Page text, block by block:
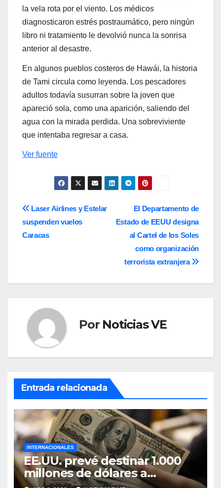
la vela rota por el viento. Los médicos
diagnosticaron estrés postraumático, pero ningún
libro ni tratamiento le devolvió nunca la sonrisa
anterior al desastre.
En algunos pueblos costeros de Hawái, la historia
de Tami circula como leyenda. Los pescadores
adultos todavía susurran sobre la joven que
apareció sola, como una aparición, saliendo del
agua con la mirada perdida. Una sobreviviente
que intentaba regresar a casa.
Ver fuente
Navegación
de
El Departamento de
Estado de EEUU designa
al Cartel de los Soles
como organización
terrorista extranjera
Laser Airlines y Estelar
suspenden vuelos
Caracas
Por Noticias VE
Entrada relacionada
INTERNACIONALES
EE.UU. prevé destinar 1.000
millones de dólares a
Colombia para un paquete de